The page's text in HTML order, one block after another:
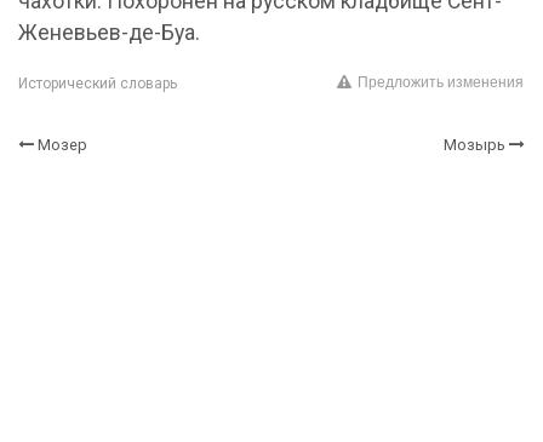
Исторический словарь Предложить изменения
Мозер Мозырь